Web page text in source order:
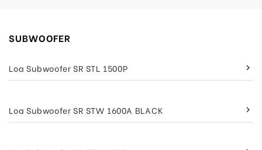
SUBWOOFER
Loa Subwoofer SR STL 1500P keyboard_arrow_right
Loa Subwoofer SR STW 1600A BLACK keyboard_arrow_right